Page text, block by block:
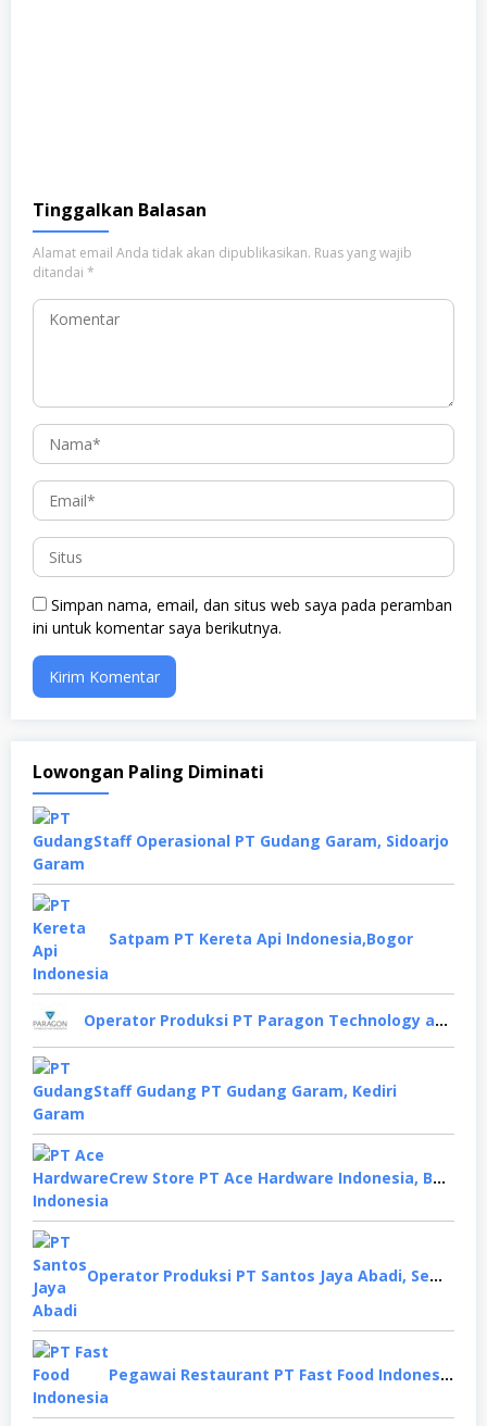
Tinggalkan Balasan
Alamat email Anda tidak akan dipublikasikan. Ruas yang wajib
ditandai *
Simpan nama, email, dan situs web saya pada peramban
ini untuk komentar saya berikutnya.
Lowongan Paling Diminati
Staff Operasional PT Gudang Garam, Sidoarjo
Satpam PT Kereta Api Indonesia,Bogor
Operator Produksi PT Paragon Technology and Innovation, Tangerang
Staff Gudang PT Gudang Garam, Kediri
Crew Store PT Ace Hardware Indonesia, Bekasi
Operator Produksi PT Santos Jaya Abadi, Semarang
Pegawai Restaurant PT Fast Food Indonesia, Surabaya